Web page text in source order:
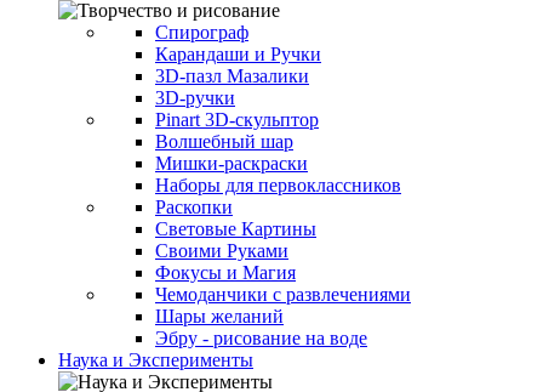
Спирограф
Карандаши и Ручки
3D-пазл Мазалики
3D-ручки
Pinart 3D-скульптор
Волшебный шар
Мишки-раскраски
Наборы для первоклассников
Раскопки
Световые Картины
Своими Руками
Фокусы и Магия
Чемоданчики с развлечениями
Шары желаний
Эбру - рисование на воде
Наука и Эксперименты